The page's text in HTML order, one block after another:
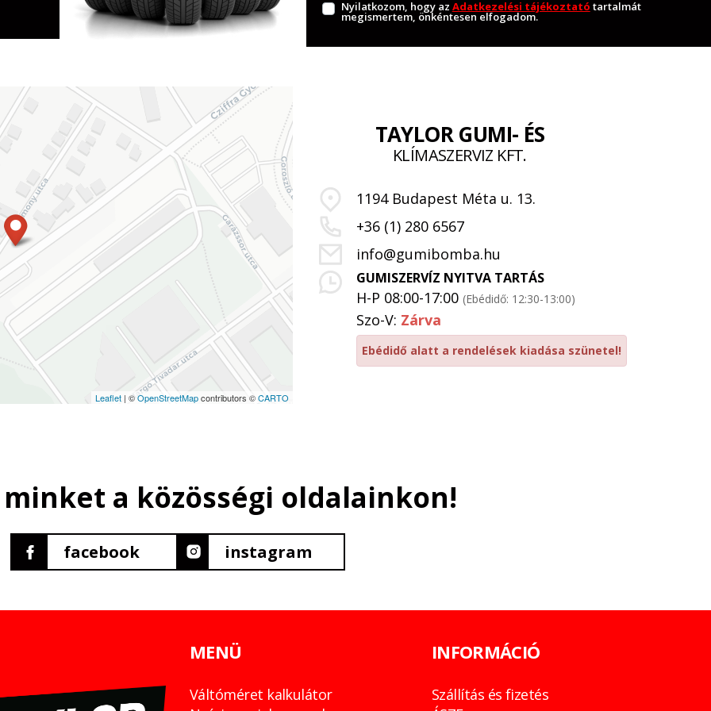
Nyilatkozom, hogy az Adatkezelési tájékoztató tartalmát
megismertem, önkéntesen elfogadom.
Leaflet | ©OpenStreetMapcontributors ©CARTO
TAYLOR GUMI- ÉS
KLÍMASZERVIZ KFT.
1194 Budapest Méta u. 13.
+36 (1) 280 6567
info@gumibomba.hu
GUMISZERVÍZ NYITVA TARTÁS
H-P 08:00-17:00 (Ebédidő: 12:30-13:00)
Szo-V: Zárva
Ebédidő alatt a rendelések kiadása szünetel!
minket a közösségi oldalainkon!
facebook instagram
MENÜ
Váltóméret kalkulátor
INFORMÁCIÓ
Szállítás és fizetés